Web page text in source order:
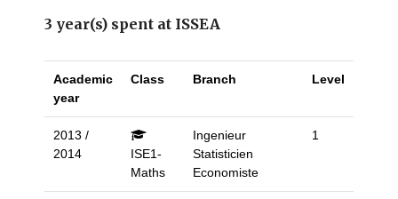
3 year(s) spent at ISSEA
Academic
year
Class Branch Level
2013 /
2014
ISE1-
Maths
Ingenieur
Statisticien
Economiste
1